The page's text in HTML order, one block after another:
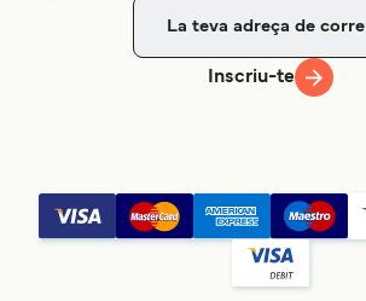
Inscriu-te